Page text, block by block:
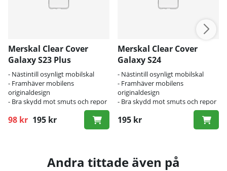
Merskal Clear Cover
Galaxy S23 Plus
- Nästintill osynligt mobilskal
- Framhäver mobilens
originaldesign
- Bra skydd mot smuts och repor
98 kr 195 kr
Ordinarie pris:
Merskal Clear Cover
Galaxy S24
- Nästintill osynligt mobilskal
- Framhäver mobilens
originaldesign
- Bra skydd mot smuts och repor
195 kr
Andra tittade även på